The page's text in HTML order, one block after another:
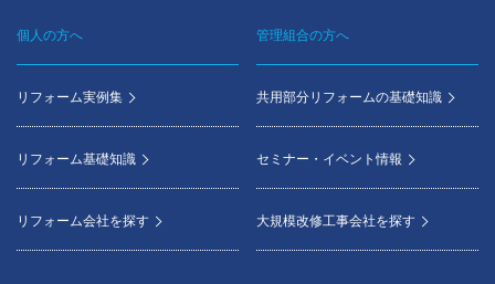
Footer
menu
個人の方へ
リフォーム実例集
リフォーム基礎知識
リフォーム会社を探す
管理組合の方へ
共用部分リフォームの基礎知識
セミナー・イベント情報
大規模改修工事会社を探す